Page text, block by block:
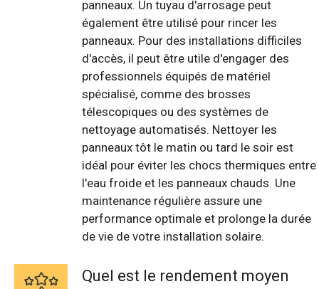
panneaux. Un tuyau d'arrosage peut
également être utilisé pour rincer les
panneaux. Pour des installations difficiles
d'accès, il peut être utile d'engager des
professionnels équipés de matériel
spécialisé, comme des brosses
télescopiques ou des systèmes de
nettoyage automatisés. Nettoyer les
panneaux tôt le matin ou tard le soir est
idéal pour éviter les chocs thermiques entre
l'eau froide et les panneaux chauds. Une
maintenance régulière assure une
performance optimale et prolonge la durée
de vie de votre installation solaire.
Quel est le rendement moyen